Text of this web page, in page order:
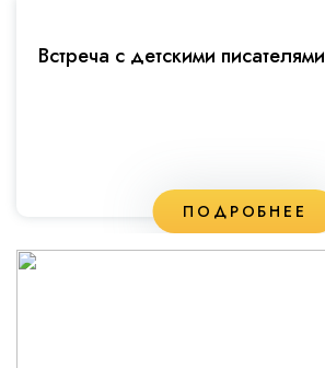
Встреча с детскими писателями
ПОДРОБНЕЕ